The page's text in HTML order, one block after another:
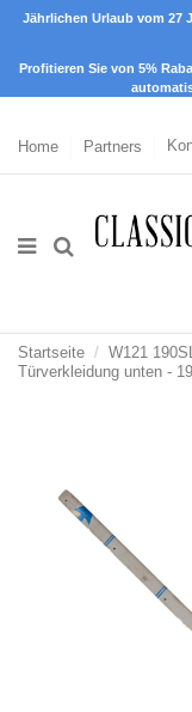
Jährlichen Urlaub vom 27
Profitieren Sie von 5%
Home Partners
Startseite W121 190SL
Türverkleidung unten -